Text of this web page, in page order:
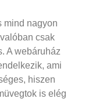
mind nagyon
csak
A webáruház
ami
hiszen
is elég